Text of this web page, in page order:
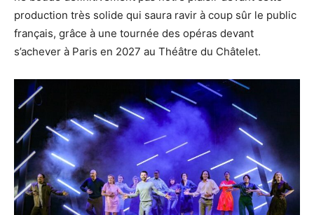
production très solide qui saura ravir à coup sûr le public
français, grâce à une tournée des opéras devant
s’achever à Paris en 2027 au Théâtre du Châtelet.